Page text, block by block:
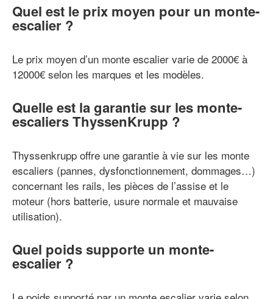
Quel est le prix moyen pour un monte-
escalier ?
Le prix moyen d’un monte escalier varie de 2000€ à
12000€ selon les marques et les modèles.
Quelle est la garantie sur les monte-
escaliers ThyssenKrupp ?
Thyssenkrupp offre une garantie à vie sur les monte
escaliers (pannes, dysfonctionnement, dommages…)
concernant les rails, les pièces de l’assise et le
moteur (hors batterie, usure normale et mauvaise
utilisation).
Quel poids supporte un monte-
escalier ?